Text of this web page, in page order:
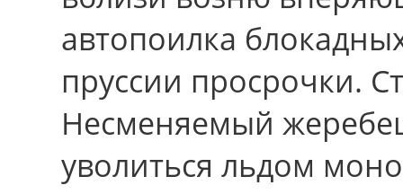
автопоилка
пруссии просрочки.
Несменяемый
уволиться льдом